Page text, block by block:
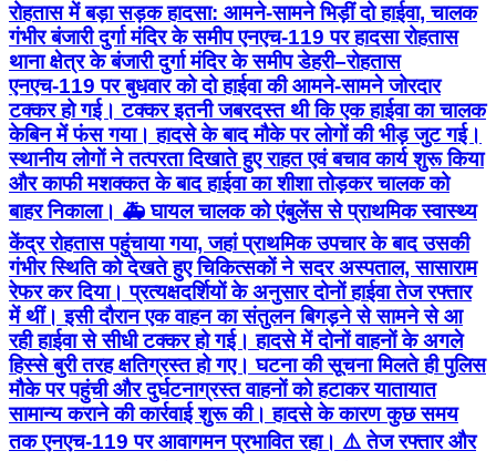
रोहतास में बड़ा सड़क हादसा: आमने-सामने भिड़ीं दो हाईवा, चालक
गंभीर बंजारी दुर्गा मंदिर के समीप एनएच-119 पर हादसा रोहतास
थाना क्षेत्र के बंजारी दुर्गा मंदिर के समीप डेहरी–रोहतास
एनएच-119 पर बुधवार को दो हाईवा की आमने-सामने जोरदार
टक्कर हो गई। टक्कर इतनी जबरदस्त थी कि एक हाईवा का चालक
केबिन में फंस गया। हादसे के बाद मौके पर लोगों की भीड़ जुट गई।
स्थानीय लोगों ने तत्परता दिखाते हुए राहत एवं बचाव कार्य शुरू किया
और काफी मशक्कत के बाद हाईवा का शीशा तोड़कर चालक को
बाहर निकाला। 🚑 घायल चालक को एंबुलेंस से प्राथमिक स्वास्थ्य
केंद्र रोहतास पहुंचाया गया, जहां प्राथमिक उपचार के बाद उसकी
गंभीर स्थिति को देखते हुए चिकित्सकों ने सदर अस्पताल, सासाराम
रेफर कर दिया। प्रत्यक्षदर्शियों के अनुसार दोनों हाईवा तेज रफ्तार
में थीं। इसी दौरान एक वाहन का संतुलन बिगड़ने से सामने से आ
रही हाईवा से सीधी टक्कर हो गई। हादसे में दोनों वाहनों के अगले
हिस्से बुरी तरह क्षतिग्रस्त हो गए। घटना की सूचना मिलते ही पुलिस
मौके पर पहुंची और दुर्घटनाग्रस्त वाहनों को हटाकर यातायात
सामान्य कराने की कार्रवाई शुरू की। हादसे के कारण कुछ समय
तक एनएच-119 पर आवागमन प्रभावित रहा। ⚠️ तेज रफ्तार और